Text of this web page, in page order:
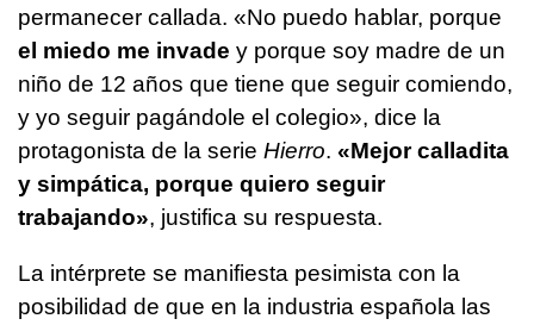
permanecer callada. «No puedo hablar, porque
el miedo me invade y porque soy madre de un
niño de 12 años que tiene que seguir comiendo,
y yo seguir pagándole el colegio», dice la
protagonista de la serie Hierro. «Mejor calladita
y simpática, porque quiero seguir
trabajando», justifica su respuesta.
La intérprete se manifiesta pesimista con la
posibilidad de que en la industria española las